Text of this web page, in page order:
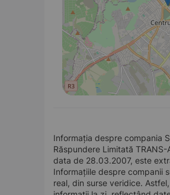
Informația despre compania
Răspundere Limitată TRANS-
data de 28.03.2007, este
Informațiile despre companii
real, din surse veridice.